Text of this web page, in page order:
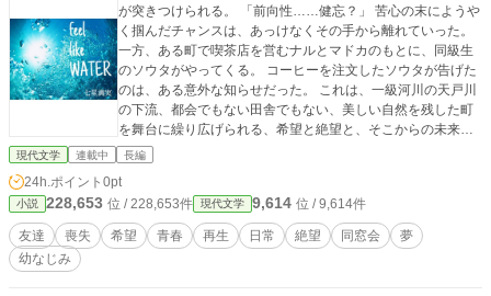
が突きつけられる。 「前向性……健忘？」 苦心の末にようや
く掴んだチャンスは、あっけなくその手から離れていった。
一方、ある町で喫茶店を営むナルとマドカのもとに、同級生
のソウタがやってくる。 コーヒーを注文したソウタが告げた
のは、ある意外な知らせだった。 これは、一級河川の天戸川
の下流、都会でもない田舎でもない、美しい自然を残した町
を舞台に繰り広げられる、希望と絶望と、そこからの未来を
紡ぎだす物語。
現代文学 連載中 長編
24h.ポイント 0pt
小説 228,653 位 / 228,653件 現代文学 9,614 位 / 9,614件
友達 喪失 希望 青春 再生 日常 絶望 同窓会
夢
幼なじみ